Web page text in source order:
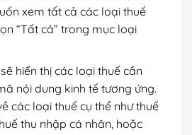
xem tất cả các loại thuế
“Tất cả” trong mục loại
hiển thị các loại thuế cần
nội dung kinh tế tương ứng.
các loại thuế cụ thể như thuế
thu nhập cá nhân, hoặc